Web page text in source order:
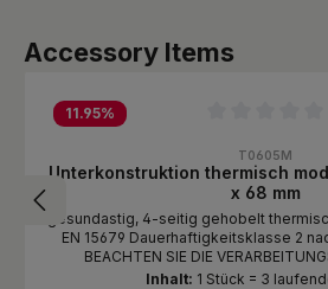
Produktgalerie überspringen
Accessory Items
11.95%
T0605M
Unterkonstruktion thermisch
x 68 mm
gesundastig, 4-seitig gehobelt
EN 15679 Dauerhaftigkeitsklasse 2
BEACHTEN SIE DIE
HERSTELLERS !Längen je nach
Inhalt: 1 Stück = 3